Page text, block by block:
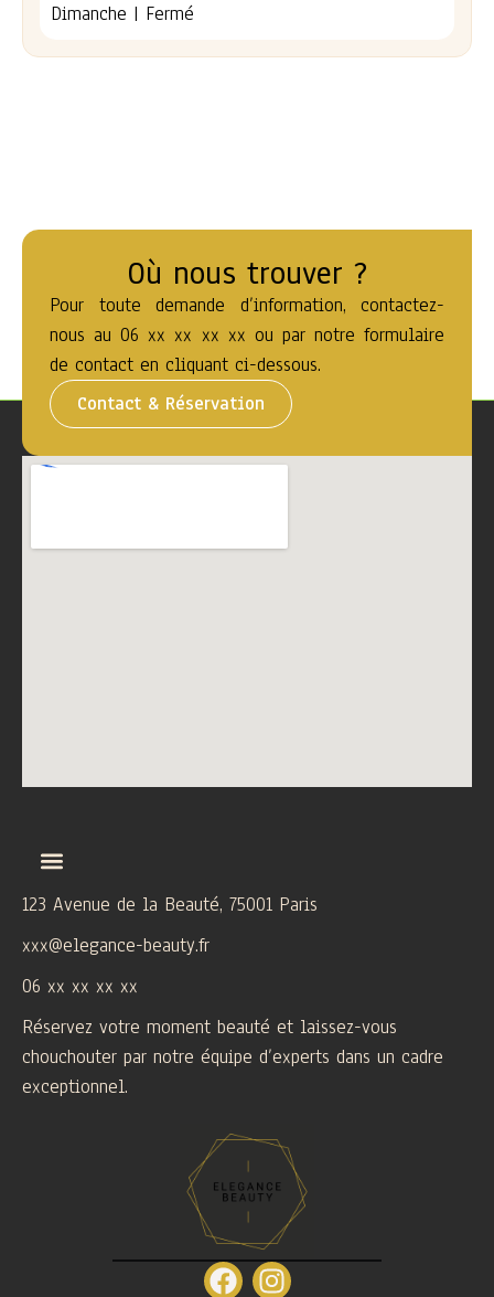
Dimanche | Fermé
Où nous trouver ?
Pour toute demande d’information, contactez-
nous au 06 xx xx xx xx ou par notre formulaire
de contact en cliquant ci-dessous.
Contact & Réservation
123 Avenue de la Beauté, 75001 Paris
xxx@elegance-beauty.fr
06 xx xx xx xx
Réservez votre moment beauté et laissez-vous
chouchouter par notre équipe d’experts dans un cadre
exceptionnel.